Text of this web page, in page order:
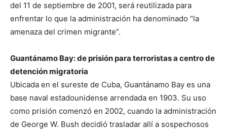
del 11 de septiembre de 2001, será reutilizada para
enfrentar lo que la administración ha denominado “la
amenaza del crimen migrante”.
Guantánamo Bay: de prisión para terroristas a centro de
detención migratoria
Ubicada en el sureste de Cuba, Guantánamo Bay es una
base naval estadounidense arrendada en 1903. Su uso
como prisión comenzó en 2002, cuando la administración
de George W. Bush decidió trasladar allí a sospechosos